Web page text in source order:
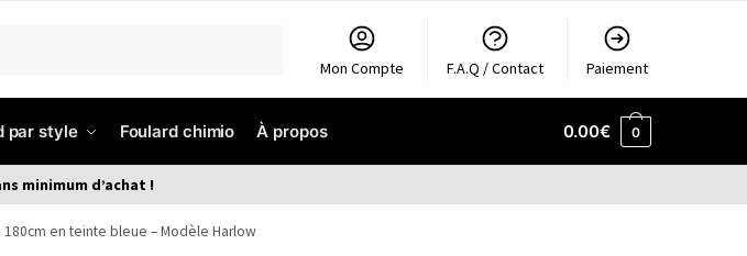
Mon Compte F.A.Q / Contact Paiement
par style Foulard chimio À propos 0.00€ 0
minimum d’achat !
en teinte bleue – Modèle Harlow